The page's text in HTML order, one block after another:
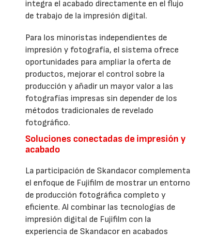
integra el acabado directamente en el flujo
de trabajo de la impresión digital.
Para los minoristas independientes de
impresión y fotografía, el sistema ofrece
oportunidades para ampliar la oferta de
productos, mejorar el control sobre la
producción y añadir un mayor valor a las
fotografías impresas sin depender de los
métodos tradicionales de revelado
fotográfico.
Soluciones conectadas de impresión y
acabado
La participación de Skandacor complementa
el enfoque de Fujifilm de mostrar un entorno
de producción fotográfica completo y
eficiente. Al combinar las tecnologías de
impresión digital de Fujifilm con la
experiencia de Skandacor en acabados